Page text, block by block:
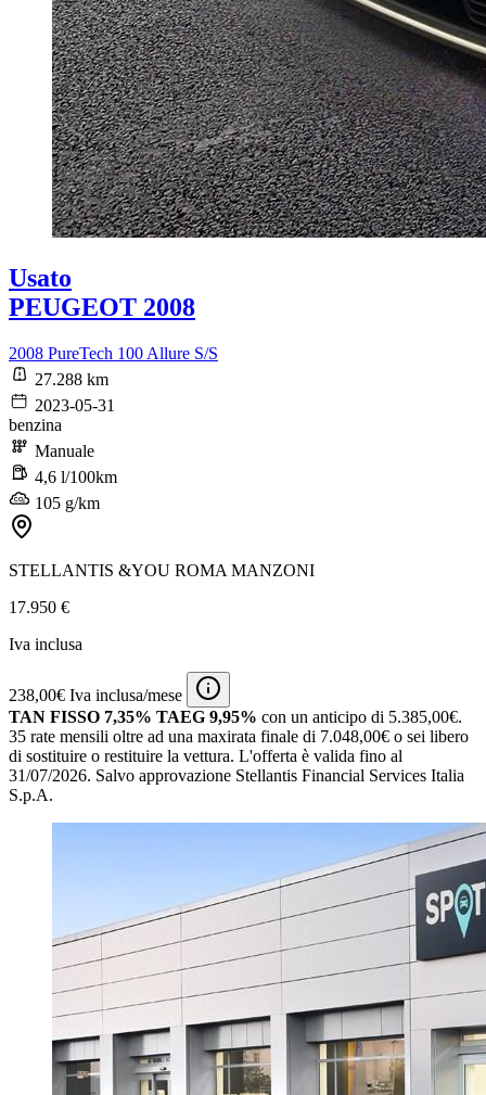
Usato
PEUGEOT 2008
2008 PureTech 100 Allure S/S
27.288 km
2023-05-31
benzina
Manuale
4,6 l/100km
105 g/km
STELLANTIS &YOU ROMA MANZONI
17.950 €
Iva inclusa
238,00€ Iva inclusa/mese
TAN FISSO 7,35% TAEG 9,95% con un anticipo di 5.385,00€.
35 rate mensili oltre ad una maxirata finale di 7.048,00€ o sei libero
di sostituire o restituire la vettura. L'offerta è valida fino al
31/07/2026. Salvo approvazione Stellantis Financial Services Italia
S.p.A.